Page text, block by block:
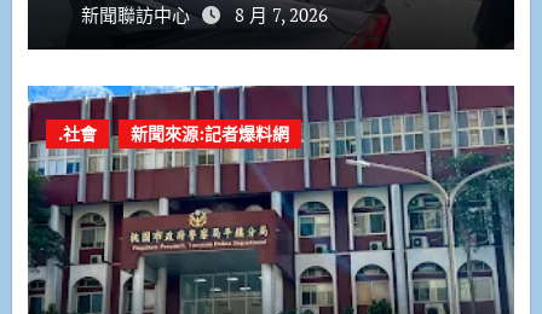
新聞聯訪中心 8 月 7, 2026
.社會 新聞來源:記者爆料網